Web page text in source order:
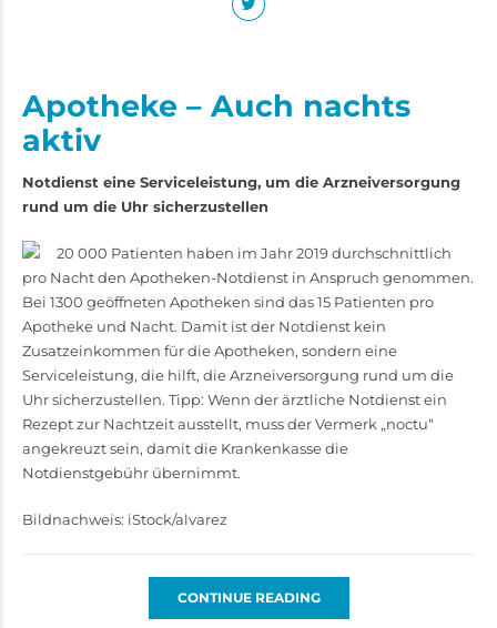
Apotheke – Auch nachts
aktiv
Notdienst eine Serviceleistung, um die Arzneiversorgung
rund um die Uhr sicherzustellen
20 000 Patienten haben im Jahr 2019 durchschnittlich
pro Nacht den Apotheken-Notdienst in Anspruch genommen.
Bei 1300 geöffneten Apotheken sind das 15 Patienten pro
Apotheke und Nacht. Damit ist der Notdienst kein
Zusatzeinkommen für die Apotheken, sondern eine
Serviceleistung, die hilft, die Arzneiversorgung rund um die
Uhr sicherzustellen. Tipp: Wenn der ärztliche Notdienst ein
Rezept zur Nachtzeit ausstellt, muss der Vermerk „noctu“
angekreuzt sein, damit die Krankenkasse die
Notdienstgebühr übernimmt.
Bildnachweis: iStock/alvarez
CONTINUE READING